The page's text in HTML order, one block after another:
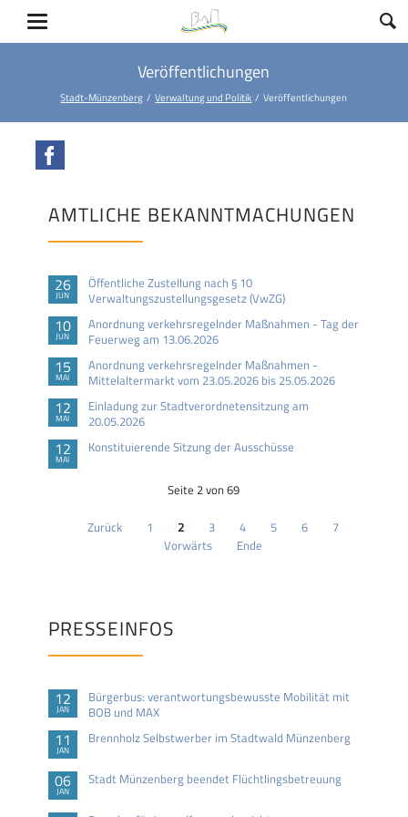
Veröffentlichungen
Stadt-Münzenberg Verwaltung und Politik Veröffentlichungen
AMTLICHE BEKANNTMACHUNGEN
26
JUN
Öffentliche Zustellung nach § 10
Verwaltungszustellungsgesetz (VwZG)
10
JUN
Anordnung verkehrsregelnder Maßnahmen - Tag der
Feuerweg am 13.06.2026
15
MAI
Anordnung verkehrsregelnder Maßnahmen -
Mittelaltermarkt vom 23.05.2026 bis 25.05.2026
12
MAI
Einladung zur Stadtverordnetensitzung am
20.05.2026
12
MAI
Konstituierende Sitzung der Ausschüsse
Seite 2 von 69
Zurück 1 2 3 4 5 6
7
Vorwärts
Ende
PRESSEINFOS
12
JAN
Bürgerbus: verantwortungsbewusste Mobilität mit
BOB und MAX
11
JAN
Brennholz Selbstwerber im Stadtwald Münzenberg
06
JAN
Stadt Münzenberg beendet Flüchtlingsbetreuung